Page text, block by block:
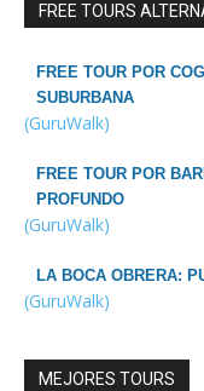
FREE TOURS
FREE TOUR POR
SUBURBANA
(GuruWalk)
FREE TOUR POR
PROFUNDO
(GuruWalk)
LA BOCA OBRERA:
(GuruWalk)
MEJORES TOURS